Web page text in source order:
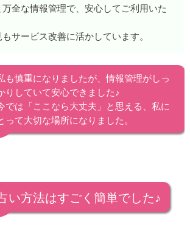
万全な情報管理で、安心してご利用いた
サービス改善に活かしています。
も慎重になりましたが、情報管理がしっ
りしていて安心できました♪
では「ここなら大丈夫」と思える、私に
って大切な場所になりました。
い方法はすごく簡単でした♪